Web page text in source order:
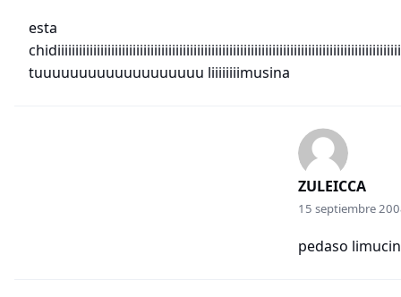
esta
tuuuuuuuuuuuuuuuuuuu liiiiiiiimusina
ZULEICCA
15 septiembre
pedaso